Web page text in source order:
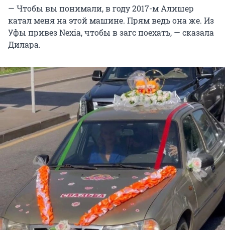
— Чтобы вы понимали, в году 2017-м Алишер
катал меня на этой машине. Прям ведь она же. Из
Уфы привез Nexia, чтобы в загс поехать, — сказала
Дилара.